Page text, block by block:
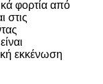
φορτία από
στις
εκκένωση